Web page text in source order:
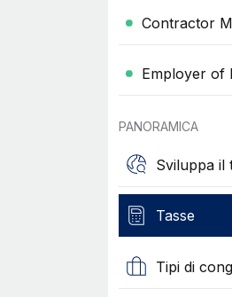
Contractor
Employer of
PANORAMICA
Sviluppa il
Tasse
Tipi di